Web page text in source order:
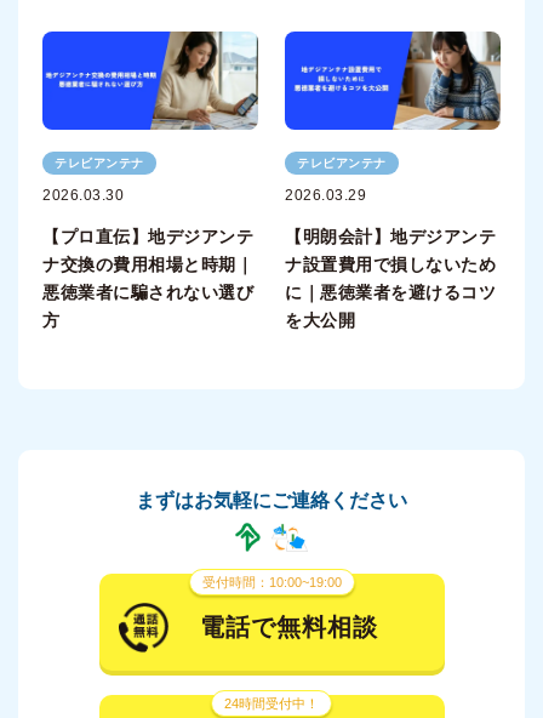
テレビアンテナ
2026.03.30
【プロ直伝】地デジアンテ
ナ交換の費用相場と時期｜
悪徳業者に騙されない選び
方
テレビアンテナ
2026.03.29
【明朗会計】地デジアンテ
ナ設置費用で損しないため
に｜悪徳業者を避けるコツ
を大公開
まずはお気軽にご連絡ください
受付時間：10:00~19:00
電話で無料相談
24時間受付中！